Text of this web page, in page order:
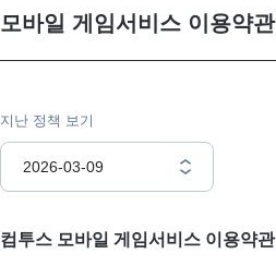
모바일 게임서비스 이용약관
지난 정책 보기
2026-03-09
컴투스 모바일 게임서비스 이용약관